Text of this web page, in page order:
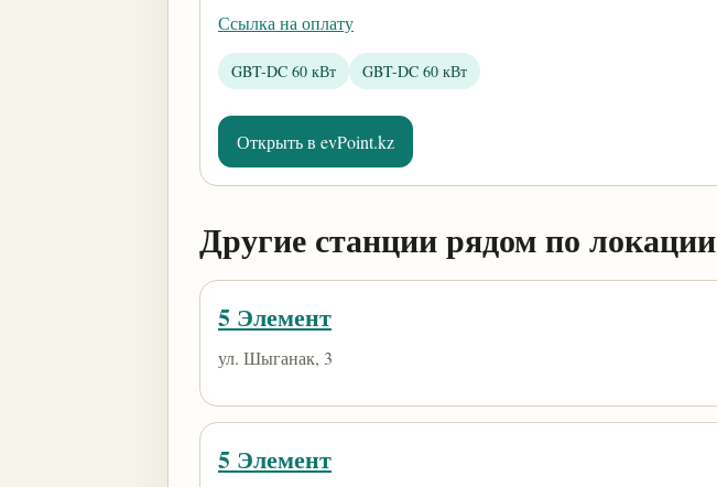
Ссылка на оплату
GBT-DC 60 кВт GBT-DC 60 кВт
Открыть в evPoint.kz
Другие станции рядом по локации
5 Элемент
ул. Шыганак, 3
5 Элемент